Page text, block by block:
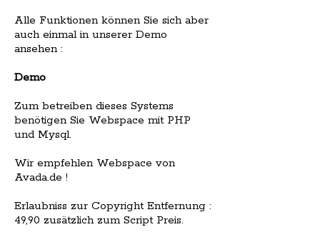
Alle Funktionen können Sie sich aber
auch einmal in unserer Demo
ansehen :
Demo
Zum betreiben dieses Systems
benötigen Sie Webspace mit PHP
und Mysql.
Wir empfehlen Webspace von
Avada.de !
Erlaubniss zur Copyright Entfernung :
49,90 zusätzlich zum Script Preis.